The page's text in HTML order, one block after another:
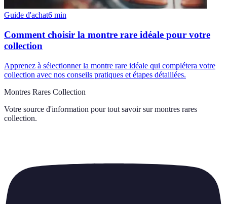
Guide d'achat6 min
Comment choisir la montre rare idéale pour votre
collection
Apprenez à sélectionner la montre rare idéale qui complétera votre
collection avec nos conseils pratiques et étapes détaillées.
Montres Rares Collection
Votre source d'information pour tout savoir sur montres rares
collection.